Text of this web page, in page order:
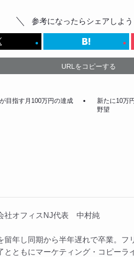
参考になったらシェアしよう
URLをコピーする
目指す月100万円の達成
新たに10万
野望
社オフィスNJ代表 中村純
留年し同期から半年遅れで卒業。
とともにマーケティング・コピーラ